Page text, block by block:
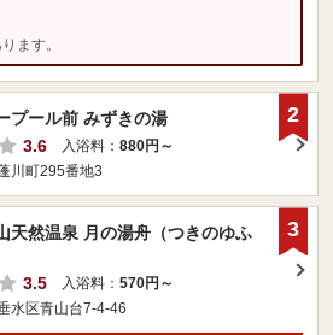
ます。
プール前 みずきの湯
3.6
入浴料： 880円～
川町295番地3
2
天然温泉 月の湯舟（つきのゆふ
3.5
入浴料： 570円～
水区青山台7-4-46
3